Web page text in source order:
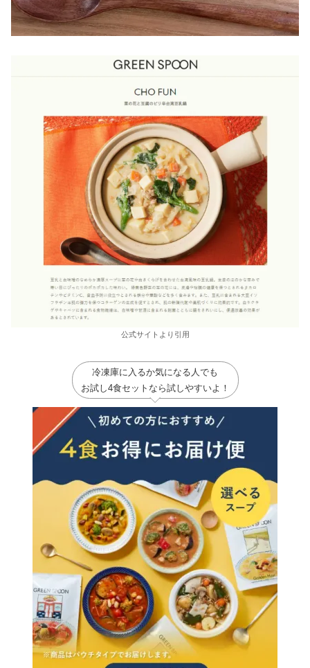
公式サイトより引用
冷凍庫に入るか気になる人でも
お試し4食セットなら試しやすいよ！